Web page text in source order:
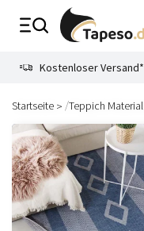
Zusammenbruch
Kostenloser Versand*
Startseite /Teppich Material